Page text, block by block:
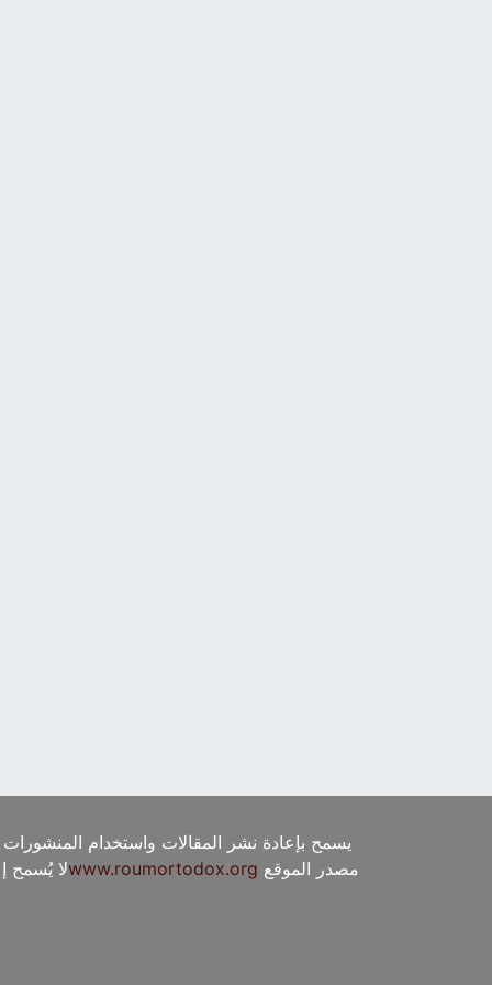
يسمح بإعادة نشر المقالات واستخدام
مصدر الموقع www.roumortodox.orgلا يُسمح